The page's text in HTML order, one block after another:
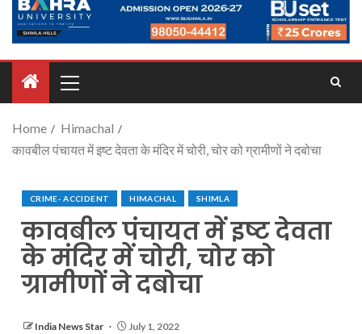
Home
Himachal
कावबील पंचायत में इष्ट देवता के मंदिर में चोरी, चोर को ग्रामीणों ने दबोचा
CRIME- ACCIDENT HIMACHAL SHIMLA
कावबील पंचायत में इष्ट देवता
के मंदिर में चोरी, चोर को
ग्रामीणों ने दबोचा
India News Star July 1, 2022